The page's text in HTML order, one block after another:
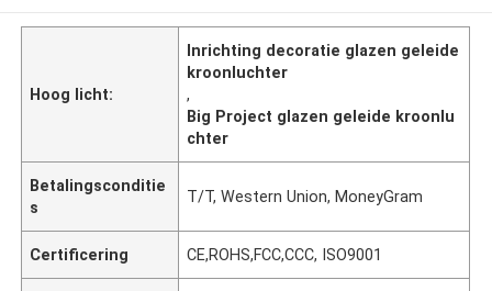
Hoog licht:
Inrichting decoratie glazen geleide
kroonluchter
,
Big Project glazen geleide kroonlu
chter
Betalingsconditie
s
T/T, Western Union, MoneyGram
Certificering CE,ROHS,FCC,CCC, ISO9001